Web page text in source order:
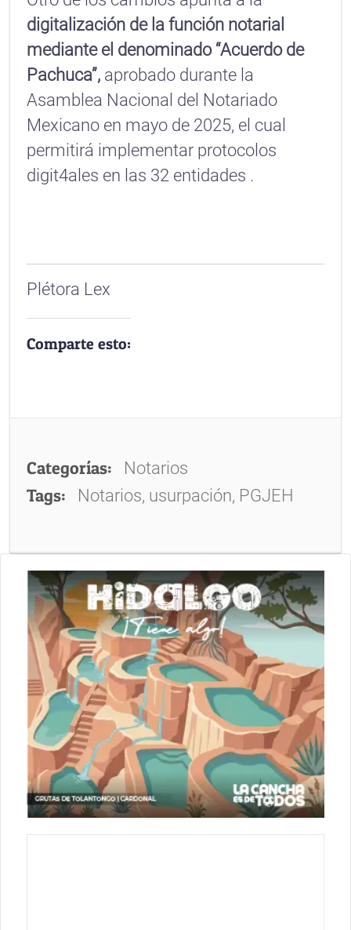
digitalización de la función notarial
mediante el denominado “Acuerdo de
Pachuca”, aprobado durante la
Asamblea Nacional del Notariado
Mexicano en mayo de 2025, el cual
permitirá implementar protocolos
digit4ales en las 32 entidades .
Plétora Lex
Comparte esto:
Categorías: Notarios
Tags: Notarios, usurpación, PGJEH